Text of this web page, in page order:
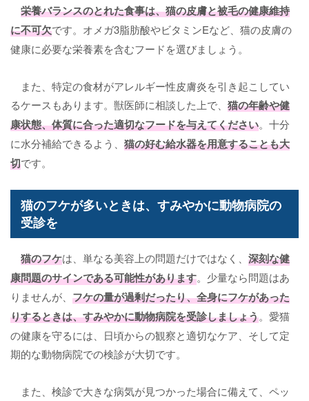
栄養バランスのとれた食事は、猫の皮膚と被毛の健康維持
に不可欠です。オメガ3脂肪酸やビタミンEなど、猫の皮膚の
健康に必要な栄養素を含むフードを選びましょう。
また、特定の食材がアレルギー性皮膚炎を引き起こしてい
るケースもあります。獣医師に相談した上で、 猫の年齢や健
康状態、体質に合った適切なフードを与えてください。十分
に水分補給できるよう、 猫の好む給水器を用意することも大
切です。
猫のフケが多いときは、すみやかに動物病院の
受診を
猫のフケは、単なる美容上の問題だけではなく、 深刻な健
康問題のサインである可能性があります。少量なら問題はあ
りませんが、 フケの量が過剰だったり、全身にフケがあった
りするときは、すみやかに動物病院を受診しましょう。愛猫
の健康を守るには、日頃からの観察と適切なケア、そして定
期的な動物病院での検診が大切です。
また、検診で大きな病気が見つかった場合に備えて、ペッ